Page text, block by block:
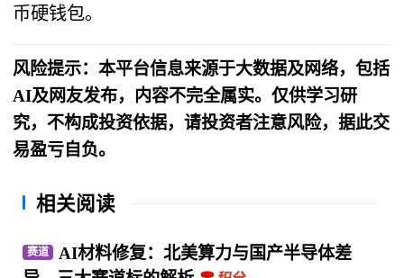
币硬钱包。
风险提示：本平台信息来源于大数据及网络，包括
AI及网友发布，内容不完全属实。仅供学习研
究，不构成投资依据，请投资者注意风险，据此交
易盈亏自负。
相关阅读
赛道
AI材料修复：北美算力与国产半导体差